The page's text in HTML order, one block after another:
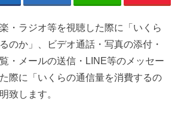
・ラジオ等を視聴した際に「いくら
のか」、ビデオ通話・写真の添付・
・メールの送信・LINE等のメッセー
際に「いくらの通信量を消費するの
致します。